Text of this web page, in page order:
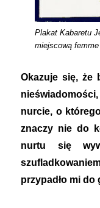
Plakat Kabaretu
miejscową
Okazuje się, że
nurcie, o
znaczy nie do
nurtu się
przypadło mi do